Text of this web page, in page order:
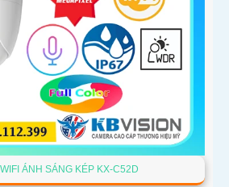
ÁNH SÁNG KÉP KX-C52D